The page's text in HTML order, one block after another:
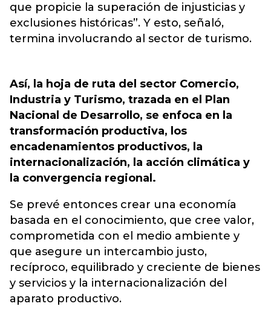
que propicie la superación de injusticias y
exclusiones históricas”. Y esto, señaló,
termina involucrando al sector de turismo.
Así, la hoja de ruta del sector Comercio,
Industria y Turismo, trazada en el Plan
Nacional de Desarrollo, se enfoca en la
transformación productiva, los
encadenamientos productivos, la
internacionalización, la acción climática y
la convergencia regional.
Se prevé entonces crear una economía
basada en el conocimiento, que cree valor,
comprometida con el medio ambiente y
que asegure un intercambio justo,
recíproco, equilibrado y creciente de bienes
y servicios y la internacionalización del
aparato productivo.